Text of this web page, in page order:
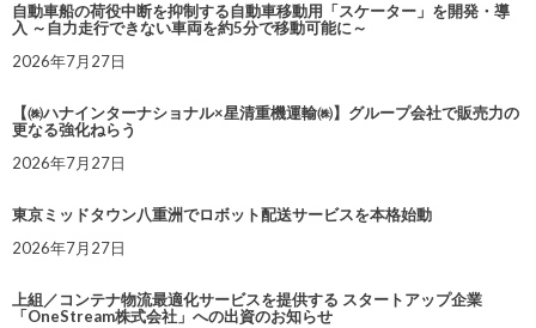
自動車船の荷役中断を抑制する自動車移動用「スケーター」を開発・導
入 ～自力走行できない車両を約5分で移動可能に～
2026年7月27日
【㈱ハナインターナショナル×星清重機運輸㈱】グループ会社で販売力の
更なる強化ねらう
2026年7月27日
東京ミッドタウン八重洲でロボット配送サービスを本格始動
2026年7月27日
上組／コンテナ物流最適化サービスを提供する スタートアップ企業
「OneStream株式会社」への出資のお知らせ